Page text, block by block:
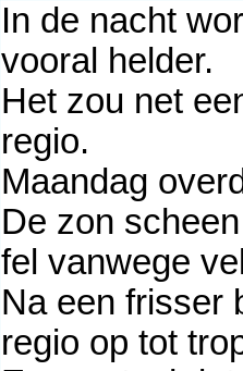
In de nacht
vooral helder.
Het zou net
regio.
Maandag
De zon
fel vanwege
Na een frisser
regio op tot